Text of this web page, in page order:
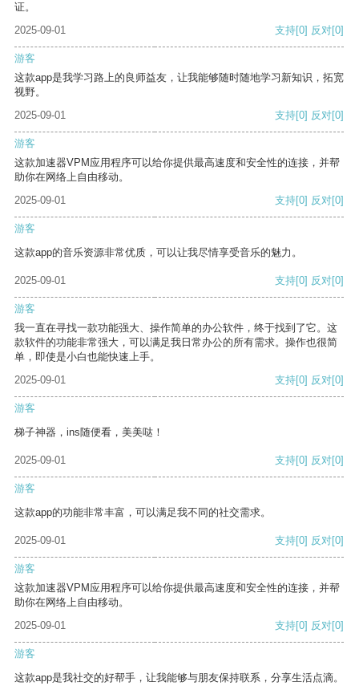
证。
2025-09-01
支持[0] 反对[0]
游客
这款app是我学习路上的良师益友，让我能够随时随地学习新知识，拓宽
视野。
2025-09-01
支持[0] 反对[0]
游客
这款加速器VPM应用程序可以给你提供最高速度和安全性的连接，并帮
助你在网络上自由移动。
2025-09-01
支持[0] 反对[0]
游客
这款app的音乐资源非常优质，可以让我尽情享受音乐的魅力。
2025-09-01 支持[0] 反对[0]
游客
我一直在寻找一款功能强大、操作简单的办公软件，终于找到了它。这
款软件的功能非常强大，可以满足我日常办公的所有需求。操作也很简
单，即使是小白也能快速上手。
2025-09-01
支持[0] 反对[0]
游客
梯子神器，ins随便看，美美哒！
2025-09-01 支持[0] 反对[0]
游客
这款app的功能非常丰富，可以满足我不同的社交需求。
2025-09-01 支持[0] 反对[0]
游客
这款加速器VPM应用程序可以给你提供最高速度和安全性的连接，并帮
助你在网络上自由移动。
2025-09-01
支持[0] 反对[0]
游客
这款app是我社交的好帮手，让我能够与朋友保持联系，分享生活点滴。